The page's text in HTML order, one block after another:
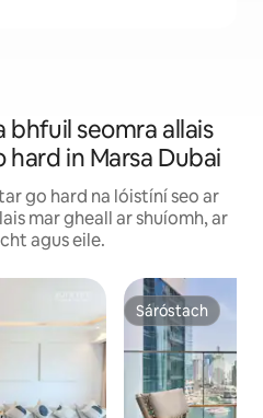
bhfuil seomra allais
in Marsa Dubai
go hard na lóistíní seo ar
mar gheall ar shuíomh, ar
agus eile.
Sáróstach
Sáróstach